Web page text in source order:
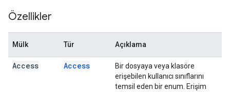
Özellikler
Mülk Tür Açıklama
Access Access
Bir dosyaya veya klasöre
erişebilen kullanıcı sınıflarını
temsil eden bir enum. Erişim